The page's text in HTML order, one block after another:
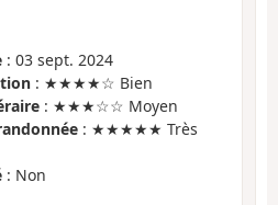
: 03 sept. 2024
: ★★★★☆ Bien
: ★★★☆☆ Moyen
: ★★★★★ Très
: Non